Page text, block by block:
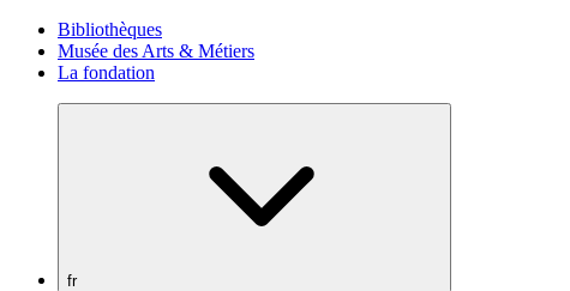
Bibliothèques
Musée des Arts & Métiers
La fondation
fr